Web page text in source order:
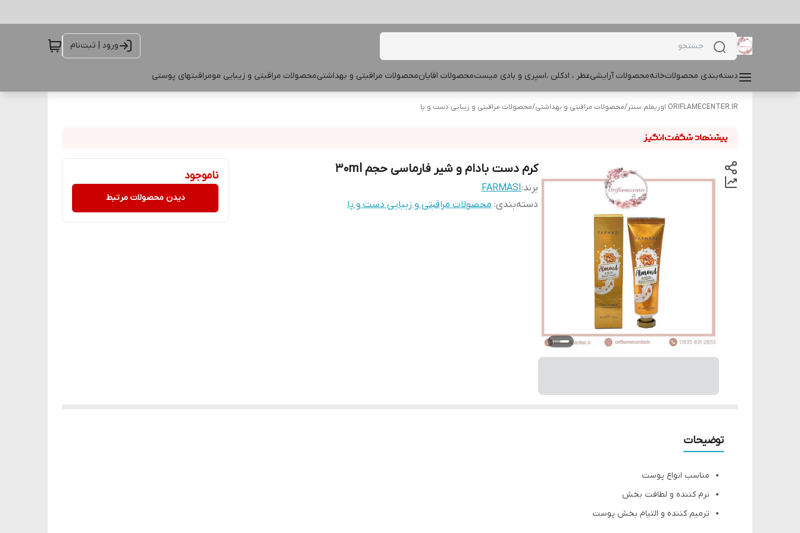
ورود | ثبت‌نام
دسته‌بندی محصولاتخانهمحصولات آرایشیعطر ، ادکلن ،اسپری و بادی میستمحصولات اقایانمحصولات مراقبتی و بهداشتیمحصولات مراقبتی و زیبایی مومراقبتهای پوستی
ORIFLAMECENTER.IR اوریفلم سنتر /محصولات مراقبتی و بهداشتی/محصولات مراقبتی و زیبایی دست و پا
کرم دست بادام و شیر فارماسی حجم ۳۰ml
برند:FARMASI
دسته‌بندی: محصولات مراقبتی و زیبایی دست و پا
ناموجود
دیدن محصولات مرتبط
توضیحات
مناسب انواع پوست
نرم کننده و لطافت بخش
ترمیم کننده و التیام بخش پوست